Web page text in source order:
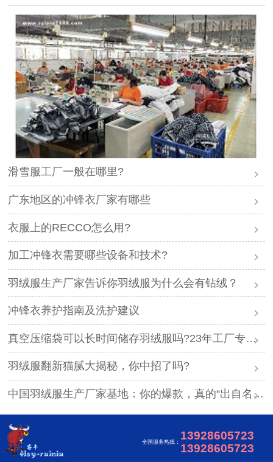
滑雪服工厂一般在哪里?
广东地区的冲锋衣厂家有哪些
衣服上的RECCO怎么用?
加工冲锋衣需要哪些设备和技术?
羽绒服生产厂家告诉你羽绒服为什么会有钻绒？
冲锋衣养护指南及洗护建议
真空压缩袋可以长时间储存羽绒服吗?23年工厂专业解答
羽绒服翻新猫腻大揭秘，你中招了吗?
中国羽绒服生产厂家基地：你的爆款，真的“出自名门”吗？
全国服务热线： 13928605723
13928605723